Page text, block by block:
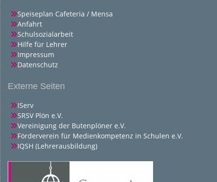
Speiseplan Cafeteria / Mensa
Anfahrt
Schulsozialarbeit
Hilfe für Lehrer
Impressum
Datenschutz
Externe Seiten
IServ
SRSV Plön e.V.
Vereinigung der Butenplöner e.V.
Förderverein für Medienkompetenz in Schulen e.V.
IQSH (Lehrerausbildung)